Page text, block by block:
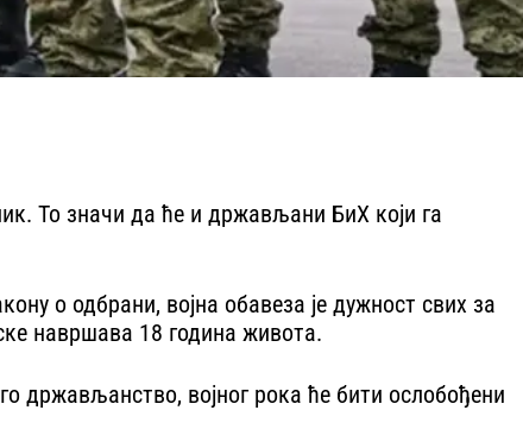
То значи да ће и држављани БиХ који га
о одбрани, војна обавеза је дужност свих за
навршава 18 година живота.
држављанство, војног рока ће бити ослобођени